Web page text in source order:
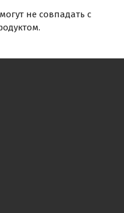
не совпадать с